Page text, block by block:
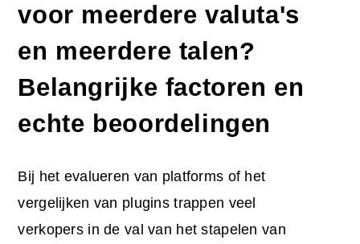
voor meerdere valuta's
en meerdere talen?
Belangrijke factoren en
echte beoordelingen
Bij het evalueren van platforms of het
vergelijken van plugins trappen veel
verkopers in de val van het stapelen van